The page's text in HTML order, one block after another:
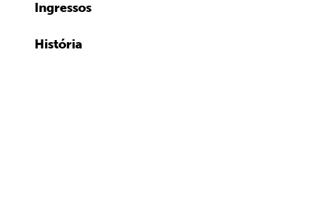
Ingressos
História